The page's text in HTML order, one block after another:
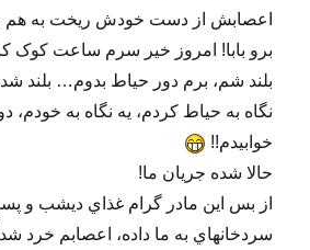
اعصابش از دست خودش ريخت به هم
برو بابا! امروز خیر سرم ساعت
بلند شم، برم دور حياط بدوم… بلند
نگاه به حياط کردم، يه نگاه به خودم،
خوابيدم!!
حالا شده جريان ما!
از بس اين مادر گرام غذاي ديشب و
سردخانه​اي به ما داده، اعصابم خرد